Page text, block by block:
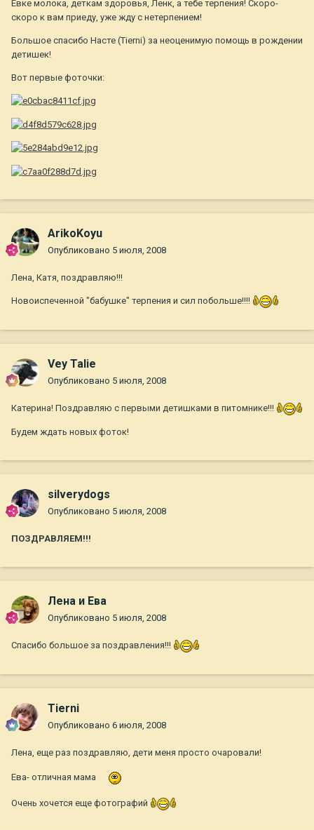
Евке молока, деткам здоровья, Ленк, а тебе терпения! Скоро-
скоро к вам приеду, уже жду с нетерпением!
Большое спасибо Насте (Tierni) за неоценимую помощь в рождении
детишек!
Вот первые фоточки:
ArikoKoyu
Опубликовано 5 июля, 2008
Лена, Катя, поздравляю!!!
Новоиспеченной "бабушке" терпения и сил побольше!!!!
Vey Talie
Опубликовано 5 июля, 2008
Катерина! Поздравляю с первыми детишками в питомнике!!!
Будем ждать новых фоток!
silverydogs
Опубликовано 5 июля, 2008
ПОЗДРАВЛЯЕМ!!!
Лена и Ева
Опубликовано 5 июля, 2008
Спасибо большое за поздравления!!!
Tierni
Опубликовано 6 июля, 2008
Лена, еще раз поздравляю, дети меня просто очаровали!
Ева- отличная мама
Очень хочется еще фотографий